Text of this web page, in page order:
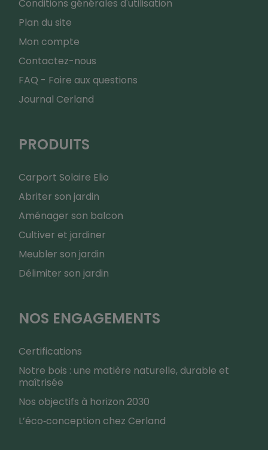
Conditions générales d'utilisation
Plan du site
Mon compte
Contactez-nous
FAQ - Foire aux questions
Journal Cerland
PRODUITS
Carport Solaire Elio
Abriter son jardin
Aménager son balcon
Cultiver et jardiner
Meubler son jardin
Délimiter son jardin
NOS ENGAGEMENTS
Certifications
Notre bois : une matière naturelle, durable et
maîtrisée
Nos objectifs à horizon 2030
L’éco‑conception chez Cerland